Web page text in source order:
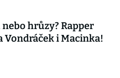
nebo hrůzy? Rapper
i Macinka!